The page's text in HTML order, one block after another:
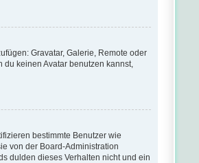
Gravatar, Galerie, Remote oder
keinen Avatar benutzen kannst,
bestimmte Benutzer wie
von der Board-Administration
dulden dieses Verhalten nicht und ein